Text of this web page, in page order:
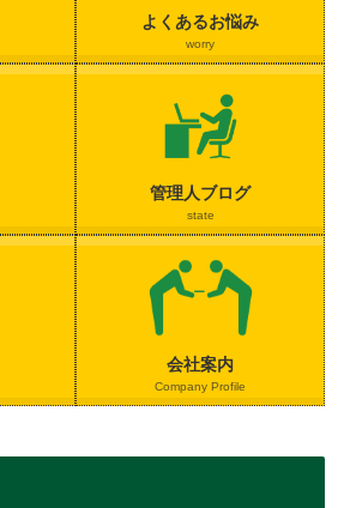
よくあるお悩み
worry
管理人ブログ
state
会社案内
Company Profile